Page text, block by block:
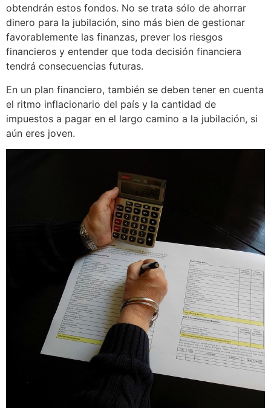
obtendrán estos fondos. No se trata sólo de ahorrar
dinero para la jubilación, sino más bien de gestionar
favorablemente las finanzas, prever los riesgos
financieros y entender que toda decisión financiera
tendrá consecuencias futuras.
En un plan financiero, también se deben tener en cuenta
el ritmo inflacionario del país y la cantidad de
impuestos a pagar en el largo camino a la jubilación, si
aún eres joven.